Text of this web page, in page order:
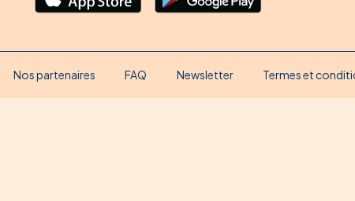
Nos partenaires FAQ Newsletter Termes et